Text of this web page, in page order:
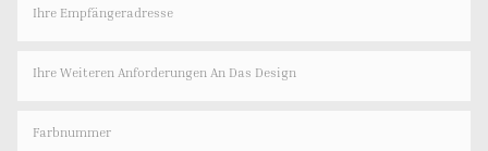
Ihre Empfängeradresse
Ihre Weiteren Anforderungen An Das Design
Farbnummer